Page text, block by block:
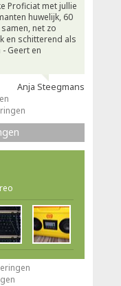
Proficiat met jullie
huwelijk, 60
net zo
en schitterend als
Geert en
Anja Steegmans